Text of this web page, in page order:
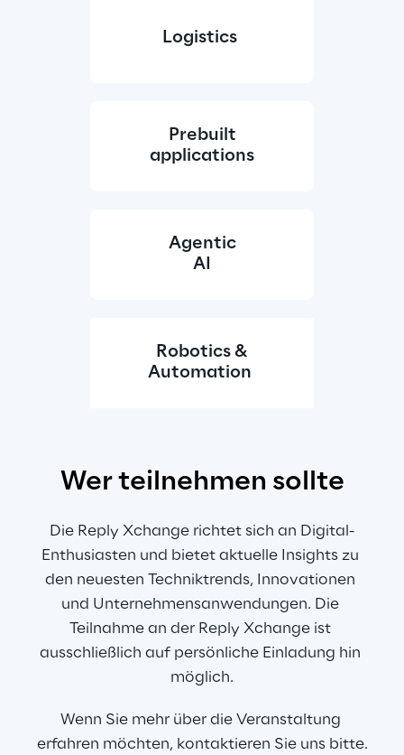
Logistics
Prebuilt
applications
Agentic
AI
Robotics &
Automation
Wer teilnehmen sollte
Die Reply Xchange richtet sich an Digital-
Enthusiasten und bietet aktuelle Insights zu
den neuesten Techniktrends, Innovationen
und Unternehmensanwendungen. Die
Teilnahme an der Reply Xchange ist
ausschließlich auf persönliche Einladung hin
möglich.
Wenn Sie mehr über die Veranstaltung
erfahren möchten, kontaktieren Sie uns bitte.